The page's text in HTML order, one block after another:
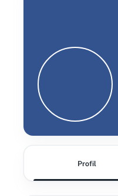
Profil